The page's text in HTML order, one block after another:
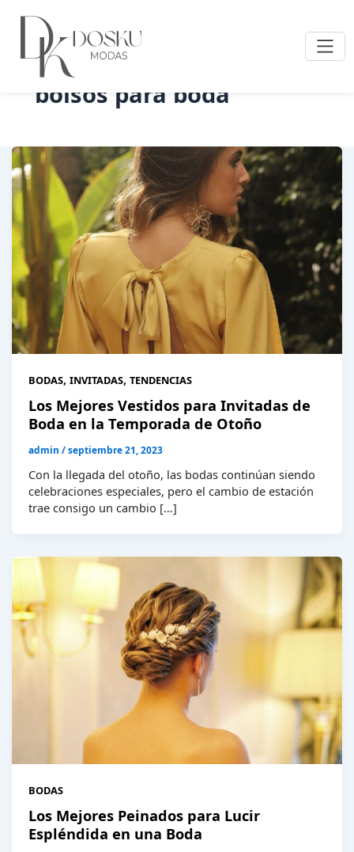
bolsos para boda
BODAS,INVITADAS,TENDENCIAS
Los Mejores Vestidos para Invitadas de
Boda en la Temporada de Otoño
admin/septiembre 21, 2023
Con la llegada del otoño, las bodas continúan siendo
celebraciones especiales, pero el cambio de estación
trae consigo un cambio […]
BODAS
Los Mejores Peinados para Lucir
Espléndida en una Boda